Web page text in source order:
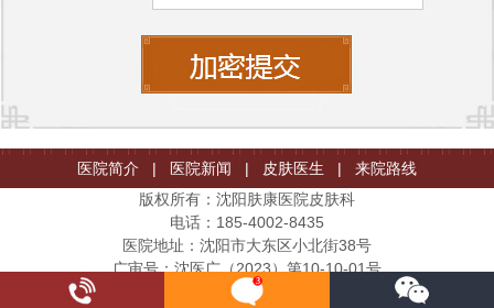
医院简介 | 医院新闻 | 皮肤医生 |
来院路线
版权所有：沈阳肤康医院皮肤科
电话：185-4002-8435
医院地址：沈阳市大东区小北街38号
广审号：沈医广（2023）第10-10-01号